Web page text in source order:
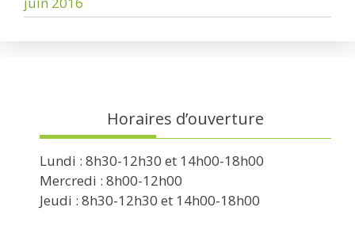
Horaires d’ouverture
Lundi : 8h30-12h30 et 14h00-18h00
Mercredi : 8h00-12h00
Jeudi : 8h30-12h30 et 14h00-18h00